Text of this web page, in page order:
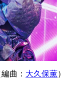
曲： 大久保薫）